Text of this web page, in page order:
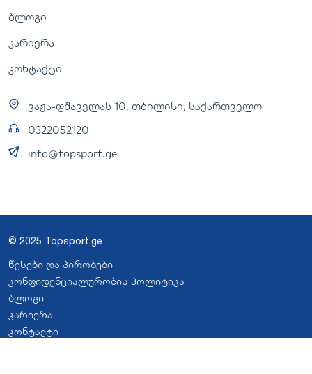
ბლოგი
კარიერა
კონტაქტი
ვაჟა-ფშაველას 10, თბილისი, საქართველო
0322052120
info@topsport.ge
© 2025 Topsport.ge
წესები და პირობები
კონფიდენციალურობის პოლიტიკა
ბლოგი
კარიერა
კონტაქტი